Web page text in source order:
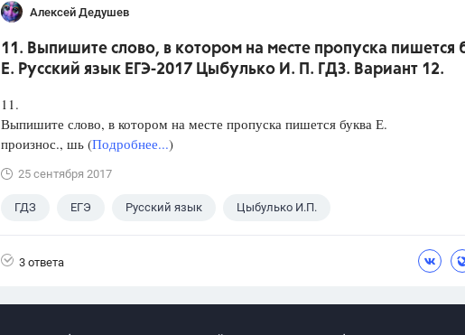
Алексей Дедушев
11. Выпишите слово, в котором на месте пропуска пишется
Е. Русский язык ЕГЭ-2017 Цыбулько И. П. ГДЗ. Вариант 12.
11.
Выпишите слово, в котором на месте пропуска пишется буква Е.
произнос., шь (Подробнее...)
25 сентября 2017
ГДЗ ЕГЭ Русский язык Цыбулько И.П.
3 ответа